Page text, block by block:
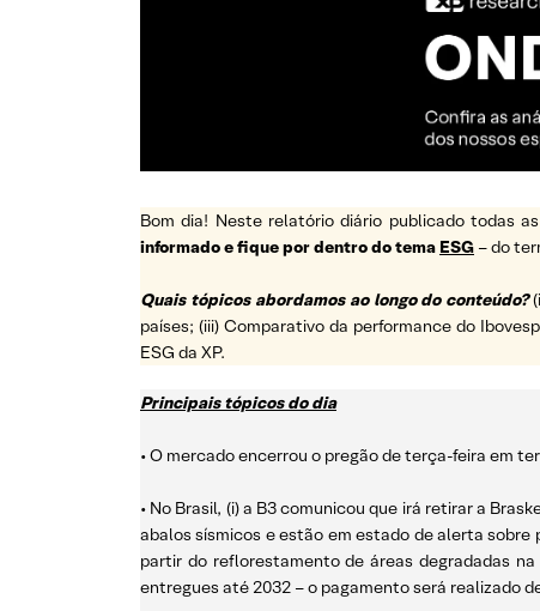
Bom dia! Neste relatório diário publicado todas
informado e fique por dentro do tema ESG – do
Quais tópicos abordamos ao longo do conteúdo?
países; (iii) Comparativo da performance do
ESG da XP.
Principais tópicos do dia
• O mercado encerrou o pregão de terça-feira em
• No Brasil, (i) a B3 comunicou que irá retirar a
abalos sísmicos e estão em estado de alerta
partir do reflorestamento de áreas degradadas
entregues até 2032 – o pagamento será realizado